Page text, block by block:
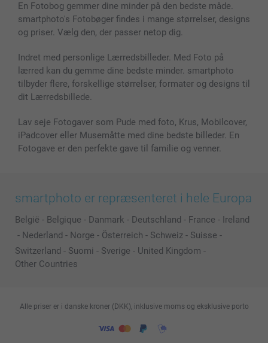
Cover til mobil & tablet
MyNameBook
Fotorammer & Tilbehør
Alle fotoprodukter
Sitemap
Betingelser og garantier
smartbonus
Priser & betaling
En Fotobog gemmer dine minder på den bedste måde.
smartphoto's Fotobøger findes i mange størrelser, designs
og priser. Vælg den, der passer netop dig.
Indret med personlige Lærredsbilleder. Med Foto på
lærred kan du gemme dine bedste minder. smartphoto
tilbyder flere, forskellige størrelser, formater og designs til
dit Lærredsbillede.
Lav seje Fotogaver som Pude med foto, Krus, Mobilcover,
iPadcover eller Musemåtte med dine bedste billeder. En
Fotogave er den perfekte gave til familie og venner.
smartphoto er repræsenteret i hele Europa
België - Belgique - Danmark - Deutschland - France - Ireland
- Nederland - Norge - Österreich - Schweiz - Suisse -
Switzerland - Suomi - Sverige - United Kingdom -
Other Countries
Alle priser er i danske kroner (DKK), inklusive moms og eksklusive porto